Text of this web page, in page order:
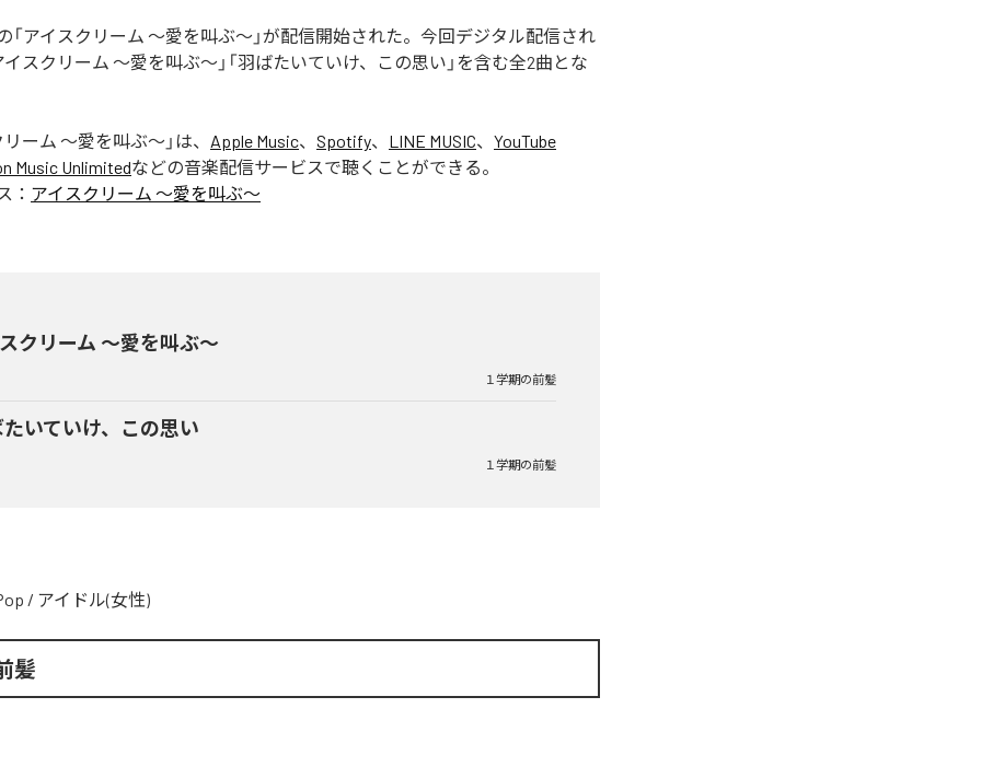
「アイスクリーム ～愛を叫ぶ～」が配信開始された。今回デジタル配信され
イスクリーム ～愛を叫ぶ～」「羽ばたいていけ、この思い」を含む全2曲とな
リーム ～愛を叫ぶ～ 」は、 Apple Music、 Spotify、 LINE MUSIC、 YouTube
Music Unlimitedなどの音楽配信サービスで聴くことができる。
： アイスクリーム ～愛を叫ぶ～
クリーム ～愛を叫ぶ～
１学期の前髪
いていけ、この思い
１学期の前髪
/ アイドル(女性)
髪